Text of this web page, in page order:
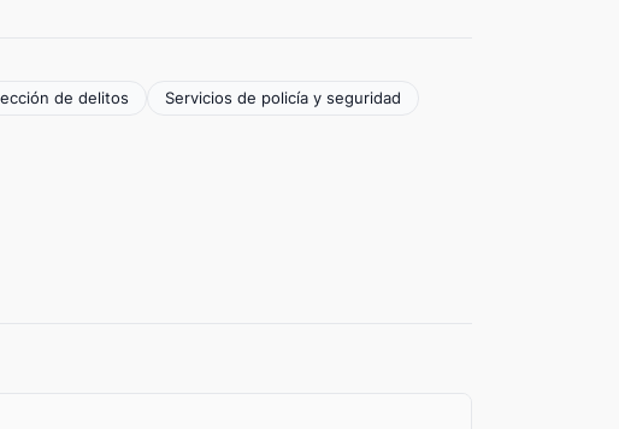
de delitos Servicios de policía y seguridad